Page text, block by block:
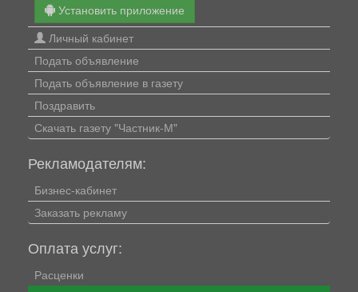
Установить приложение
Личный кабинет
Подать объявление
Подать объявление в газету
Поздравить
Скачать газету "Частник-М"
Рекламодателям:
Бизнес-кабинет
Заказать рекламу
Оплата услуг:
Расценки